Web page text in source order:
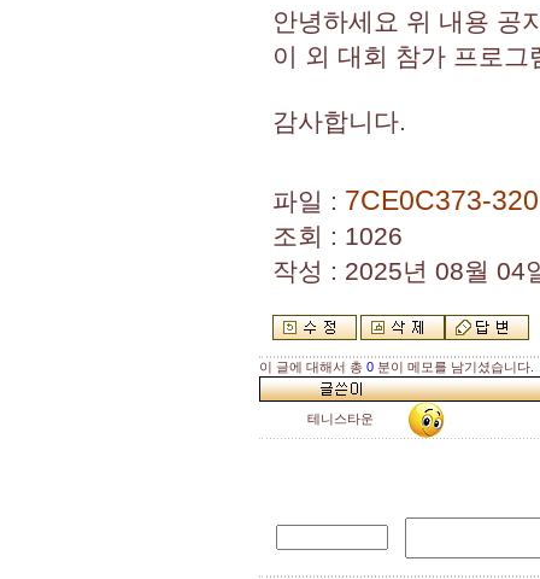
안녕하세요 위 내용 공
이 외 대회 참가 프로
감사합니다.
파일 : 7CE0C373-
조회 : 1026
작성 : 2025년 08월 04
이 글에 대해서 총 0 분이 메모를 남기셨습니다.
테니스타운